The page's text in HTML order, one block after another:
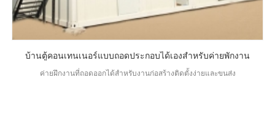
บ้านตู้คอนเทนเนอร์แบบถอดประกอบได้เองสำหรับค่ายพักงาน
ค่ายฝึกงานที่ถอดออกได้สำหรับงานก่อสร้างติดตั้งง่ายและขนส่ง